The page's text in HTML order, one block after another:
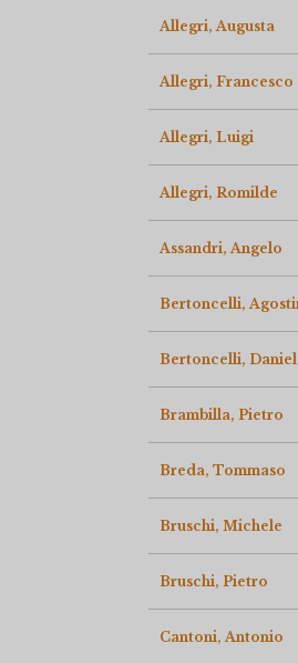
Allegri, Augusta
Allegri, Francesco
Allegri, Luigi
Allegri, Romilde
Assandri, Angelo
Bertoncelli,
Bertoncelli,
Brambilla, Pietro
Breda, Tommaso
Bruschi, Michele
Bruschi, Pietro
Cantoni, Antonio